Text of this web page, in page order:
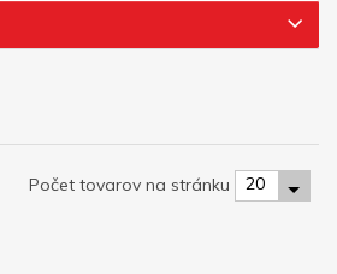
Počet tovarov na stránku 20